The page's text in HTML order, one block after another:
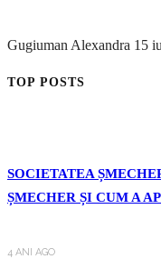
Gugiuman Alexandra 15
TOP POSTS
SOCIETATEA
ȘMECHER ȘI CUM A
4 ANI AGO